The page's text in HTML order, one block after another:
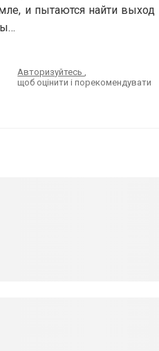
и пытаются найти выход
Авторизуйтесь
щоб оцінити і порекомендувати